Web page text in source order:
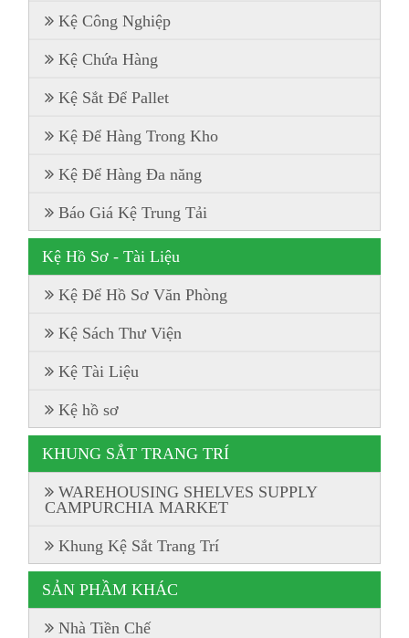
Kệ Công Nghiệp
Kệ Chứa Hàng
Kệ Sắt Để Pallet
Kệ Để Hàng Trong Kho
Kệ Để Hàng Đa năng
Báo Giá Kệ Trung Tải
Kệ Hồ Sơ - Tài Liệu
Kệ Để Hồ Sơ Văn Phòng
Kệ Sách Thư Viện
Kệ Tài Liệu
Kệ hồ sơ
KHUNG SẮT TRANG TRÍ
WAREHOUSING SHELVES SUPPLY
CAMPURCHIA MARKET
Khung Kệ Sắt Trang Trí
SẢN PHẦM KHÁC
Nhà Tiền Chế